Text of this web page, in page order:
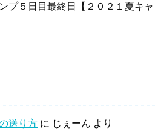
プ５日目最終日【２０２１夏キャ
送り方 に じぇーん より